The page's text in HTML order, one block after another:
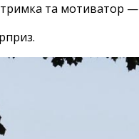
та мотиватор —